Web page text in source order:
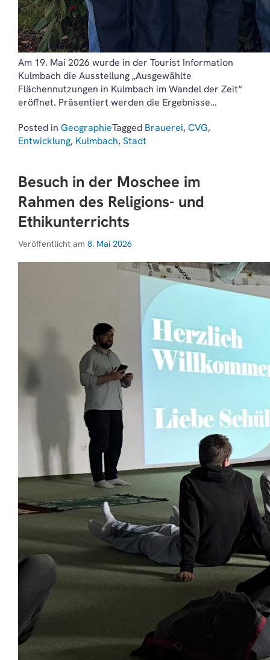
Am 19. Mai 2026 wurde in der Tourist Information
Kulmbach die Ausstellung „Ausgewählte
Flächennutzungen in Kulmbach im Wandel der Zeit“
eröffnet. Präsentiert werden die Ergebnisse…
Posted in GeographieTagged Brauerei, CVG,
Entwicklung, Kulmbach, Stadt
Besuch in der Moschee im
Rahmen des Religions- und
Ethikunterrichts
Veröffentlicht am 8. Mai 2026